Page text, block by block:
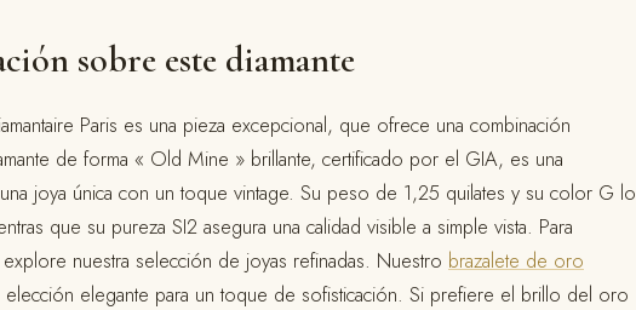
sobre este diamante
Paris es una pieza excepcional, que ofrece una combinación
de forma « Old Mine » brillante, certificado por el GIA, es una
joya única con un toque vintage. Su peso de 1,25 quilates y su color G lo
que su pureza SI2 asegura una calidad visible a simple vista. Para
nuestra selección de joyas refinadas. Nuestro brazalete de oro
elección elegante para un toque de sofisticación. Si prefiere el brillo del oro